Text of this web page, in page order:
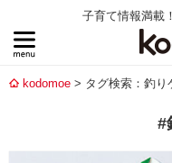
子育て情報満載
kodomoe タグ検索：釣り
#